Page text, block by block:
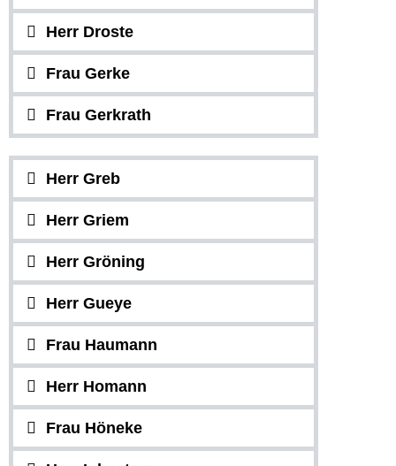
Herr Droste
Frau Gerke
Frau Gerkrath
Herr Greb
Herr Griem
Herr Gröning
Herr Gueye
Frau Haumann
Herr Homann
Frau Höneke